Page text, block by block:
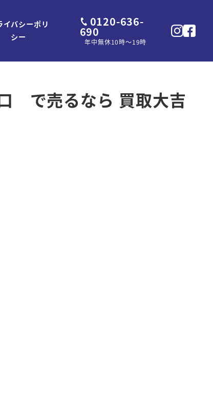
イバシーポリ
シー
0120-636-
690
年中無休10時～19時
売るなら 買取大吉